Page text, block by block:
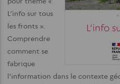
L’info sur tous
les fronts ».
Comprendre
comment se
fabrique
l’information dans le contexte